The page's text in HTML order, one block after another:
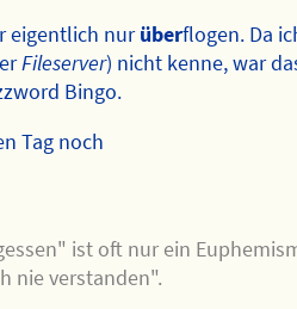
eigentlich nurüberflogen. Da
Fileserver) nicht kenne, war
Bingo.
Tag noch
ist oft nur ein
nie verstanden".